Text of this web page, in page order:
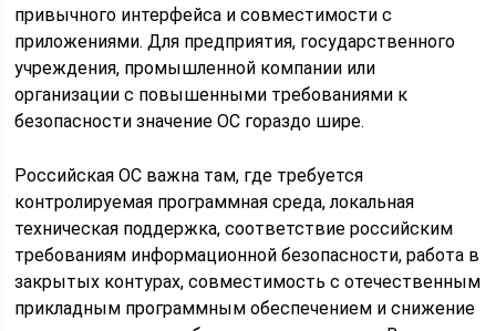
привычного интерфейса и совместимости с
приложениями. Для предприятия, государственного
учреждения, промышленной компании или
организации с повышенными требованиями к
безопасности значение ОС гораздо шире.
Российская ОС важна там, где требуется
контролируемая программная среда, локальная
техническая поддержка, соответствие российским
требованиям информационной безопасности, работа в
закрытых контурах, совместимость с отечественным
прикладным программным обеспечением и снижение